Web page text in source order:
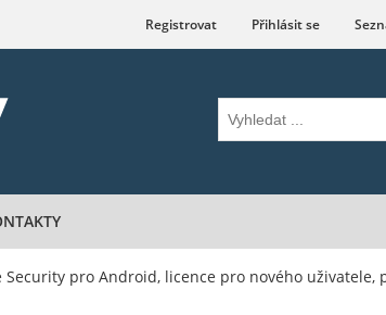
Registrovat Přihlásit se
Security pro Android, licence pro nového